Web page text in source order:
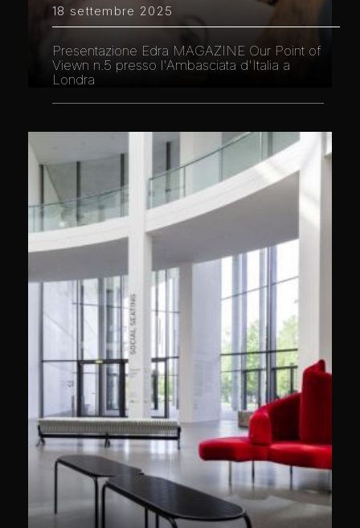
18 settembre 2025
Presentazione Edra MAGAZINE Our Point of
Viewn n.5 presso l'Ambasciata d'Italia a
Londra